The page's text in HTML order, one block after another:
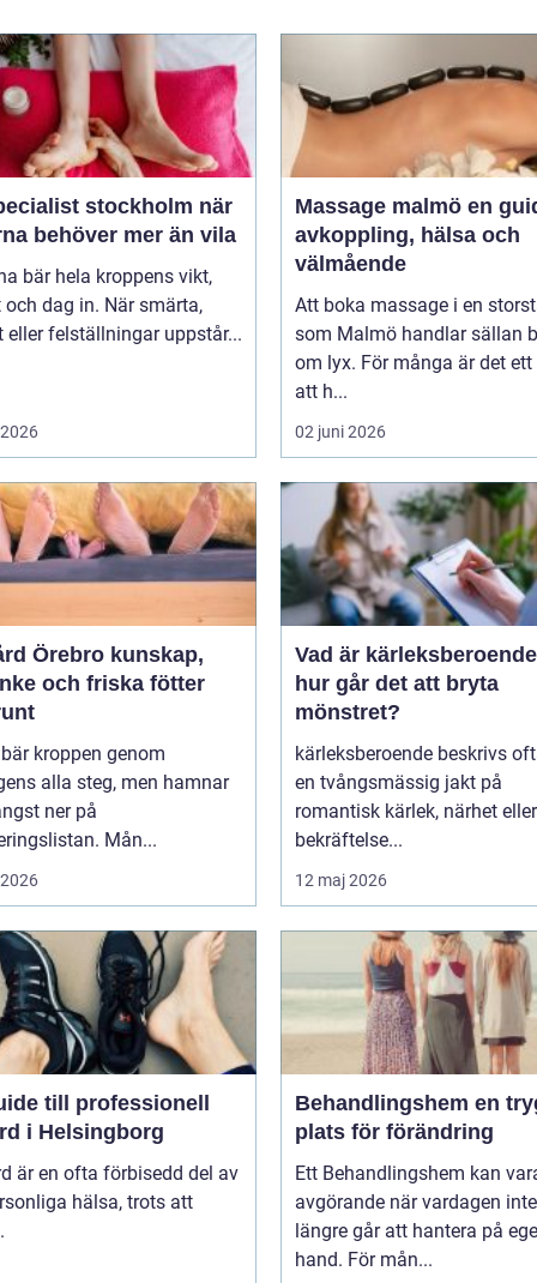
stockholm när
behöver mer än vila
bär hela kroppens vikt,
och dag in. När smärta,
eller felställningar uppstår...
Massage malmö en guide till
avkoppling, hälsa och
välmående
Att boka massage i en
som Malmö handlar sällan
om lyx. För många är det
att h...
02 juni 2026
kunskap,
och friska fötter
kroppen genom
alla steg, men hamnar
ner på
Mån...
Vad är kärleksberoende
hur går det att bryta
mönstret?
kärleksberoende beskrivs
en tvångsmässig jakt på
romantisk kärlek, närhet eller
bekräftelse...
12 maj 2026
till professionell
i Helsingborg
är en ofta förbisedd del av
hälsa, trots att
Behandlingshem en trygg
plats för förändring
Ett Behandlingshem kan
avgörande när vardagen inte
längre går att hantera på
hand. För mån...